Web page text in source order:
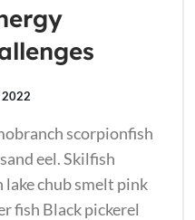
2022
scorpionfish
eel. Skilfish
chub smelt pink
fish Black pickerel